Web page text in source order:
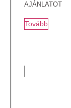
AJÁNLATOT
Tovább